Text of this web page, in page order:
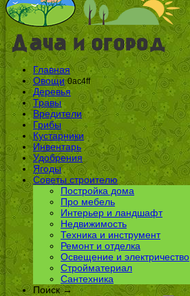
Главная
Овощи 0ac4ff
Деревья
Травы
Вредители
Грибы
Кустарники
Инвентарь
Удобрения
Ягоды
Советы строителю
Постройка дома
Про мебель
Интерьер и ландшафт
Недвижимость
Техника и инструмент
Ремонт и отделка
Освещение и электричество
Стройматериал
Сантехника
Поиск →